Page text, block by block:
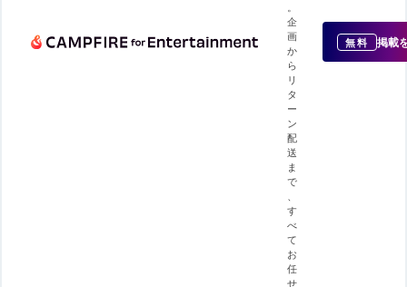
企
画
か
ら
リ
タ
ー
ン
配
送
ま
で
す
べ
て
お
任
せ
無料 掲載